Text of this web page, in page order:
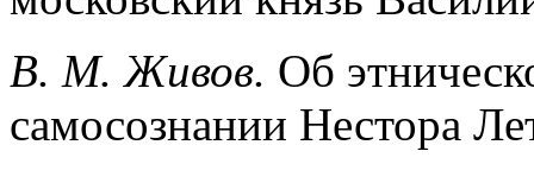
В. М. Живов. Об
самосознании Нестора